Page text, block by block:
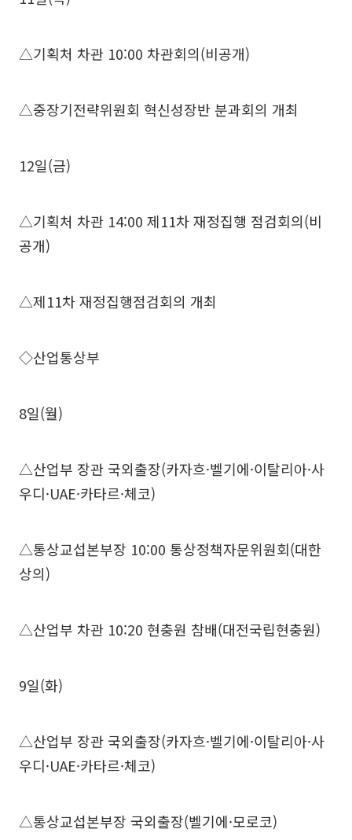
△기획처 차관 10:00 차관회의(비공개)
△중장기전략위원회 혁신성장반 분과회의 개최
12일(금)
△기획처 차관 14:00 제11차 재정집행 점검회의(비
공개)
△제11차 재정집행점검회의 개최
◇산업통상부
8일(월)
△산업부 장관 국외출장(카자흐·벨기에·이탈리아·사
우디·UAE·카타르·체코)
△통상교섭본부장 10:00 통상정책자문위원회(대한
상의)
△산업부 차관 10:20 현충원 참배(대전국립현충원)
9일(화)
△산업부 장관 국외출장(카자흐·벨기에·이탈리아·사
우디·UAE·카타르·체코)
△통상교섭본부장 국외출장(벨기에·모로코)